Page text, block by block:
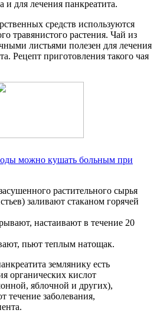
и для лечения панкреатита.
средств используются
травянистого растения. Чай из
листьями полезен для лечения
Рецепт приготовления такого чая
можно кушать больным при
растительного сырья
заливают стаканом горячей
настаивают в течение 20
пьют теплым натощак.
землянику есть
органических кислот
яблочной и других),
течение заболевания,